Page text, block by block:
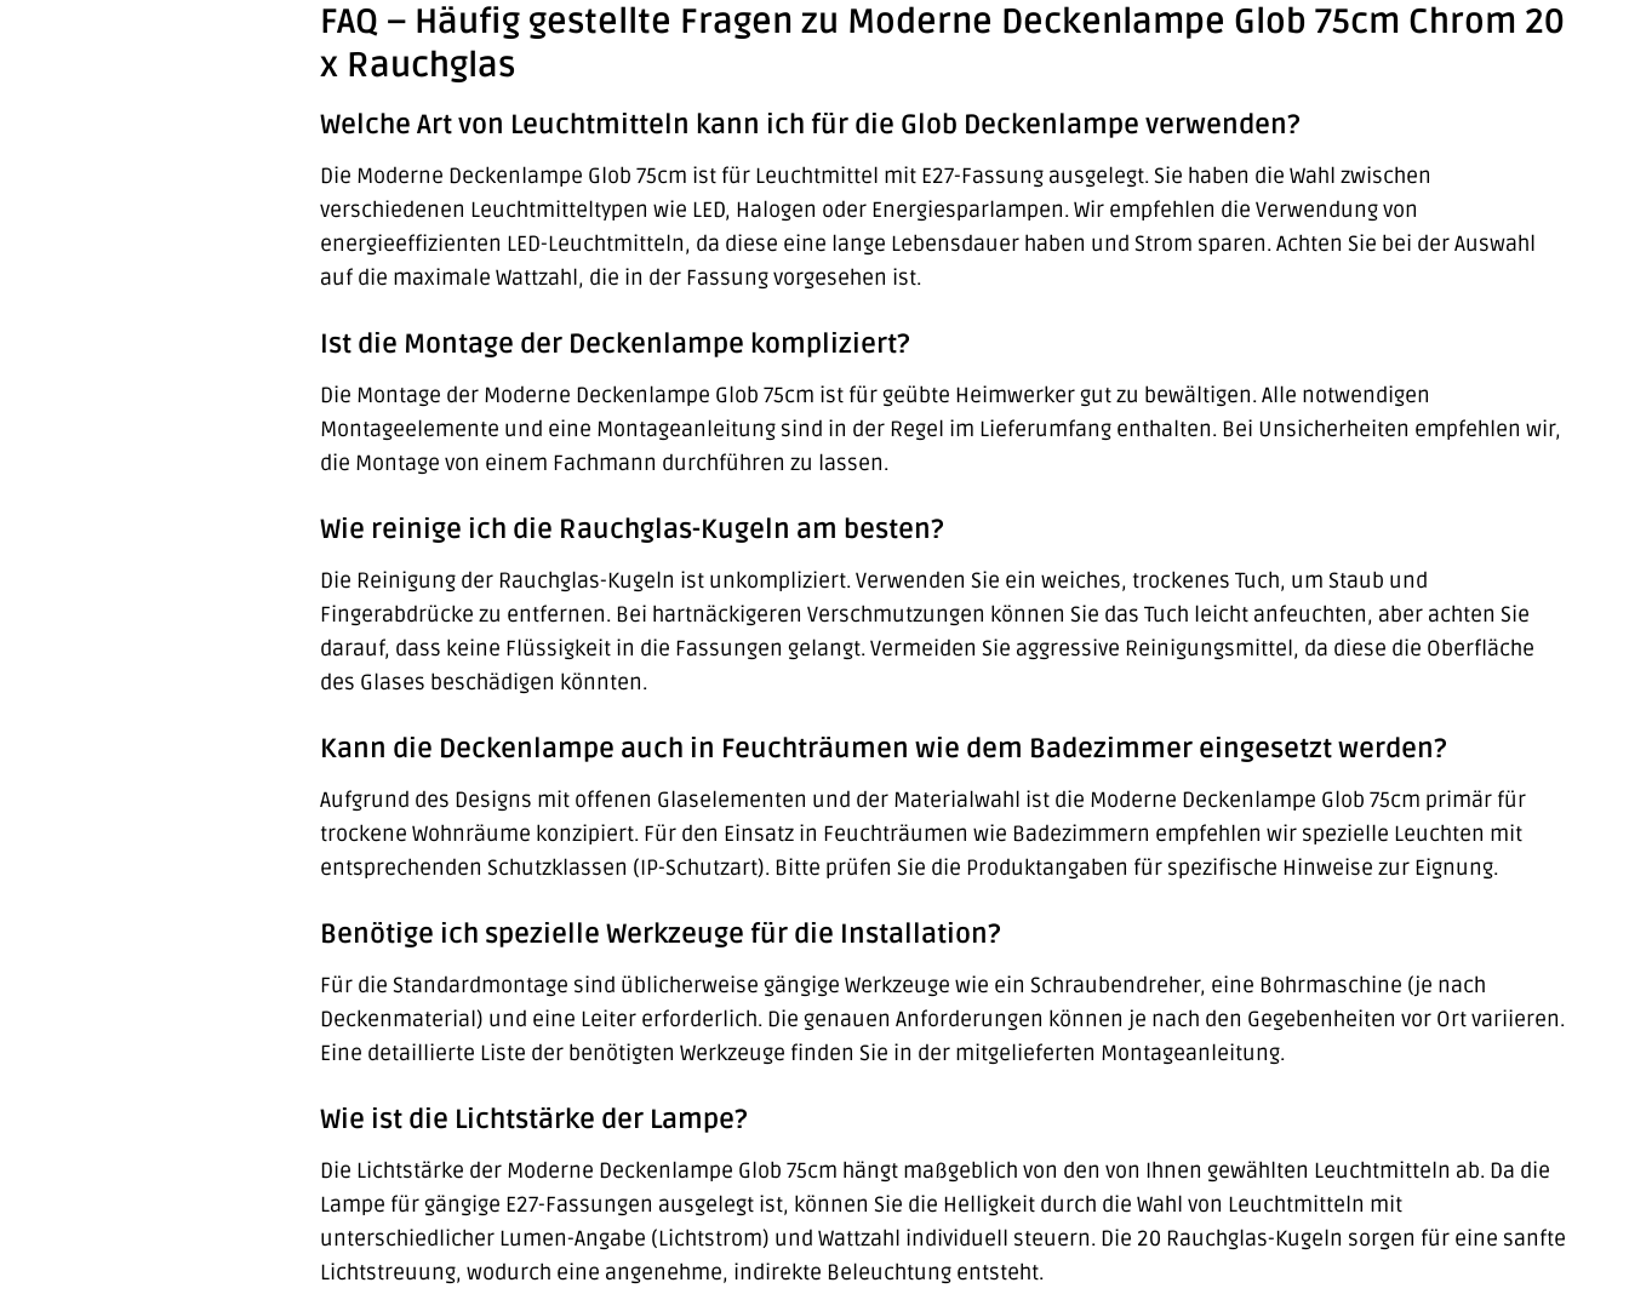
FAQ – Häufig gestellte Fragen zu Moderne Deckenlampe Glob 75cm Chrom 20
x Rauchglas
Welche Art von Leuchtmitteln kann ich für die Glob Deckenlampe verwenden?
Die Moderne Deckenlampe Glob 75cm ist für Leuchtmittel mit E27-Fassung ausgelegt. Sie haben die Wahl zwischen
verschiedenen Leuchtmitteltypen wie LED, Halogen oder Energiesparlampen. Wir empfehlen die Verwendung von
energieeffizienten LED-Leuchtmitteln, da diese eine lange Lebensdauer haben und Strom sparen. Achten Sie bei der Auswahl
auf die maximale Wattzahl, die in der Fassung vorgesehen ist.
Ist die Montage der Deckenlampe kompliziert?
Die Montage der Moderne Deckenlampe Glob 75cm ist für geübte Heimwerker gut zu bewältigen. Alle notwendigen
Montageelemente und eine Montageanleitung sind in der Regel im Lieferumfang enthalten. Bei Unsicherheiten empfehlen wir,
die Montage von einem Fachmann durchführen zu lassen.
Wie reinige ich die Rauchglas-Kugeln am besten?
Die Reinigung der Rauchglas-Kugeln ist unkompliziert. Verwenden Sie ein weiches, trockenes Tuch, um Staub und
Fingerabdrücke zu entfernen. Bei hartnäckigeren Verschmutzungen können Sie das Tuch leicht anfeuchten, aber achten Sie
darauf, dass keine Flüssigkeit in die Fassungen gelangt. Vermeiden Sie aggressive Reinigungsmittel, da diese die Oberfläche
des Glases beschädigen könnten.
Kann die Deckenlampe auch in Feuchträumen wie dem Badezimmer eingesetzt werden?
Aufgrund des Designs mit offenen Glaselementen und der Materialwahl ist die Moderne Deckenlampe Glob 75cm primär für
trockene Wohnräume konzipiert. Für den Einsatz in Feuchträumen wie Badezimmern empfehlen wir spezielle Leuchten mit
entsprechenden Schutzklassen (IP-Schutzart). Bitte prüfen Sie die Produktangaben für spezifische Hinweise zur Eignung.
Benötige ich spezielle Werkzeuge für die Installation?
Für die Standardmontage sind üblicherweise gängige Werkzeuge wie ein Schraubendreher, eine Bohrmaschine (je nach
Deckenmaterial) und eine Leiter erforderlich. Die genauen Anforderungen können je nach den Gegebenheiten vor Ort variieren.
Eine detaillierte Liste der benötigten Werkzeuge finden Sie in der mitgelieferten Montageanleitung.
Wie ist die Lichtstärke der Lampe?
Die Lichtstärke der Moderne Deckenlampe Glob 75cm hängt maßgeblich von den von Ihnen gewählten Leuchtmitteln ab. Da die
Lampe für gängige E27-Fassungen ausgelegt ist, können Sie die Helligkeit durch die Wahl von Leuchtmitteln mit
unterschiedlicher Lumen-Angabe (Lichtstrom) und Wattzahl individuell steuern. Die 20 Rauchglas-Kugeln sorgen für eine sanfte
Lichtstreuung, wodurch eine angenehme, indirekte Beleuchtung entsteht.